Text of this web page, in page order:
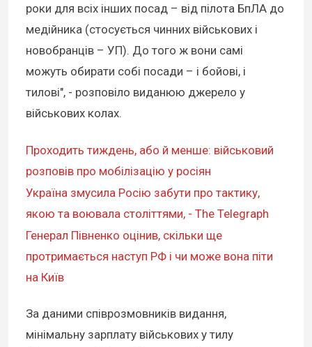
роки для всіх інших посад – від пілота БпЛА до
медійника (стосується чинних військових і
новобранців – УП). До того ж вони самі
можуть обирати собі посади – і бойові, і
тилові", - розповіло виданюю джерело у
військових колах.
Проходить тиждень, або й менше: військовий
розповів про мобілізацію у росіян
Україна змусила Росію забути про тактику,
якою та воювала століттями, - The Telegraph
Генерал Півненко оцінив, скільки ще
протримається наступ РФ і чи може вона піти
на Київ
За даними співрозмовників видання,
мінімальну зарплату військових у тилу